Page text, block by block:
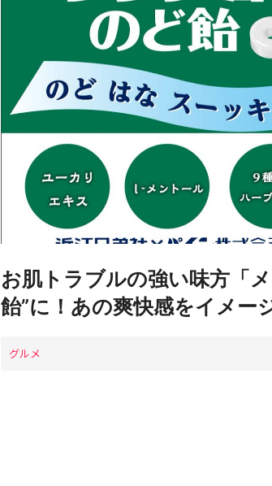
お肌トラブルの強い味方「
飴”に！あの爽快感をイメー
グルメ